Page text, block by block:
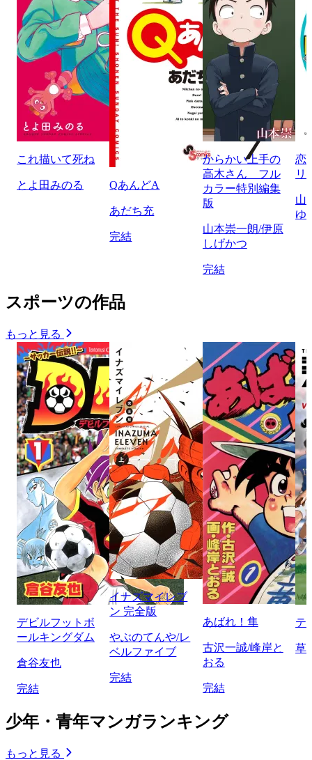
これ描いて死ね
とよ田みのる QあんどA
あだち充
完結
からかい上手の
高木さん フル
カラー特別編集
版
山本崇一朗/伊原
しげかつ
完結
恋
リ
山
ゆ
スポーツの作品
もっと見る
デビルフットボ
ールキングダム
倉谷友也
完結
イナズマイレブ
ン 完全版
やぶのてんや/レ
ベルファイブ
完結
あばれ！隼
古沢一誠/峰岸と
おる
完結
テ
草
少年・青年マンガランキング
もっと見る